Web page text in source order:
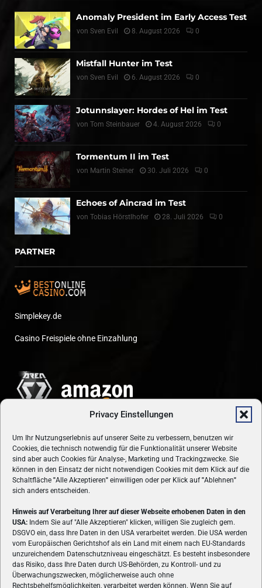
Privacy Einstellungen
Um Ihr Nutzungserlebnis auf unserer Seite zu verbessern, benutzen wir
Cookies, die technisch notwendig für die Funktionalität unserer Website
sind aber auch Cookies für Analyse-, Marketing und Trackingzwecke. Sie
können in den Einsatz der nicht notwendigen Cookies mit dem Klick auf die
Schaltfläche "Alle Akzeptieren" einwilligen oder per Klick auf"Ablehnen"
sich anders entscheiden.
Hinweis auf Verarbeitung Ihrer auf dieser Webseite erhobenen Daten in den
USA: Indem Sie auf "Alle Akzeptieren" klicken, willigen Sie zugleich gem.
DSGVO ein, dass Ihre Daten in den USA verarbeitet werden. Die USA werden
vom Europäischen Gerichtshof als ein Land mit einem nach EU-Standards
unzureichendem Datenschutzniveau eingeschätzt. Es besteht insbesondere
das Risiko, dass Ihre Daten durch US-Behörden, zu Kontroll- und zu
Überwachungszwecken, möglicherweise auch ohne
Rechtsbehelfsmöglichkeiten, verarbeitet werden können. Wenn Sie auf
Anomaly President im Early Access Test
von Sven Evil 8. August 2026 0
Mistfall Hunter im Test
von Sven Evil 6. August 2026 0
Jotunnslayer: Hordes of Hel im Test
von Tom Steinbauer 4. August 2026 0
Tormentum II im Test
von Martin Steiner 30. Juli 2026 0
Echoes of Aincrad im Test
von Tobias Hörstlhofer 28. Juli 2026 0
PARTNER
Simplekey.de
Casino Freispiele ohne Einzahlung
ÜBER UNS
VON GAMERN, FÜR GAMER! Gamers.at ist das älteste Online-
Spielemagazin Österreichs und bringt täglich aktuelle News,
Reviews und Videos zu PC- und Konsolenspielen, Gaming-